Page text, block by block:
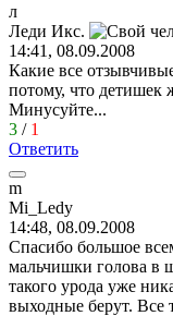
л
Леди Икс.
14:41, 08.09.2008
Какие все
потому, что детишек
Минусуйте...
3 / 1
Ответить
m
Mi_Ledy
14:48, 08.09.2008
Спасибо большое
мальчишки голова в
такого урода уже
выходные берут. Все